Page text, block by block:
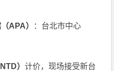
APA） ：台北市中心
）计价，现场接受新台